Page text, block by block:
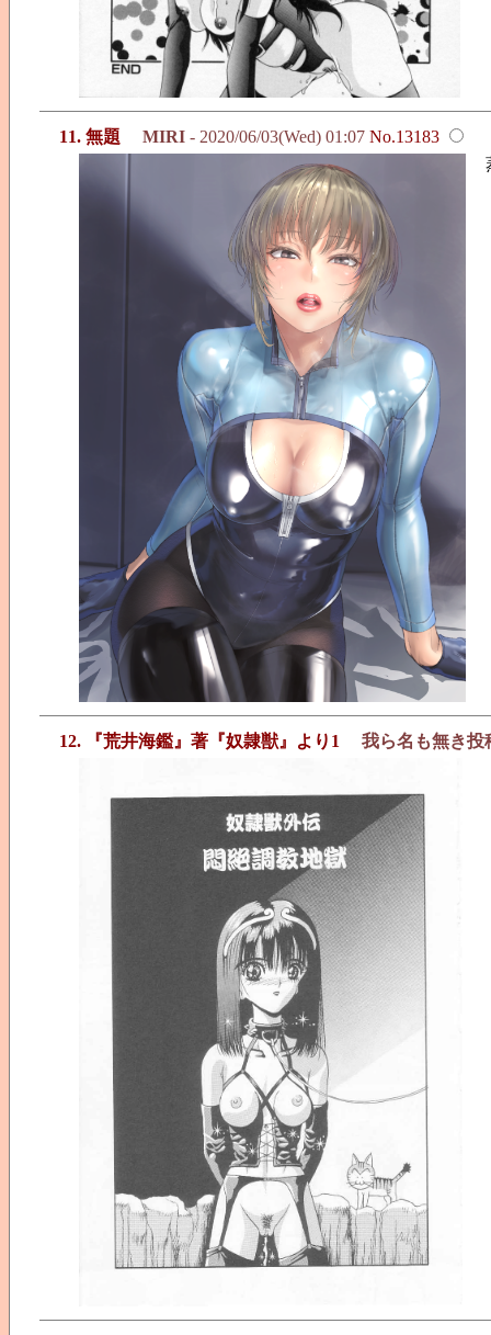
11. 無題 MIRI - 2020/06/03(Wed) 01:07 No.13183
12. 『荒井海鑑』著『奴隷獣』より1
我ら名も無き投